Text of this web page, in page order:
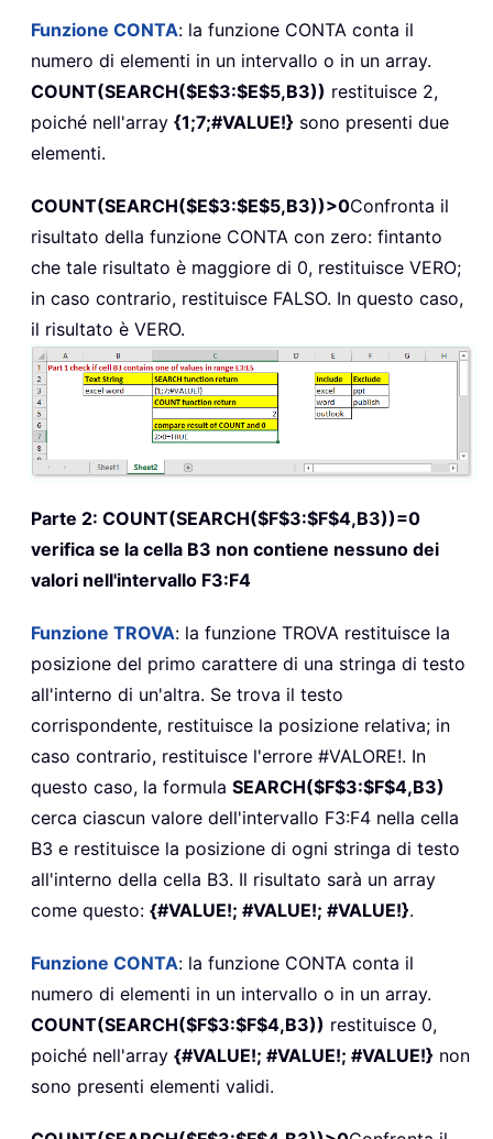
Funzione CONTA: la funzione CONTA conta il
numero di elementi in un intervallo o in un array.
COUNT(SEARCH($E$3:$E$5,B3)) restituisce 2,
poiché nell'array {1;7;#VALUE!} sono presenti due
elementi.
COUNT(SEARCH($E$3:$E$5,B3))>0Confronta il
risultato della funzione CONTA con zero: fintanto
che tale risultato è maggiore di 0, restituisce VERO;
in caso contrario, restituisce FALSO. In questo caso,
il risultato è VERO.
Parte 2: COUNT(SEARCH($F$3:$F$4,B3))=0
verifica se la cella B3 non contiene nessuno dei
valori nell'intervallo F3:F4
Funzione TROVA: la funzione TROVA restituisce la
posizione del primo carattere di una stringa di testo
all'interno di un'altra. Se trova il testo
corrispondente, restituisce la posizione relativa; in
caso contrario, restituisce l'errore #VALORE!. In
questo caso, la formula SEARCH($F$3:$F$4,B3)
cerca ciascun valore dell'intervallo F3:F4 nella cella
B3 e restituisce la posizione di ogni stringa di testo
all'interno della cella B3. Il risultato sarà un array
come questo: {#VALUE!; #VALUE!; #VALUE!}.
Funzione CONTA: la funzione CONTA conta il
numero di elementi in un intervallo o in un array.
COUNT(SEARCH($F$3:$F$4,B3)) restituisce 0,
poiché nell'array {#VALUE!; #VALUE!; #VALUE!} non
sono presenti elementi validi.